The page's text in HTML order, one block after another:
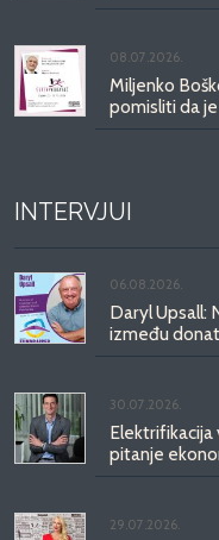
08.07.2026.
Miljenko
pomisliti da
INTERVJUI
06.08.2026.
Daryl Upsall:
između
30.07.2026.
Elektrifikacija
pitanje
29.07.2026.